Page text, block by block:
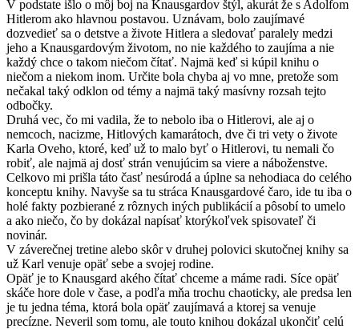
V podstate išlo o môj boj na Knausgardov štýl, akurát že s Adolfom
Hitlerom ako hlavnou postavou. Uznávam, bolo zaujímavé
dozvedieť sa o detstve a živote Hitlera a sledovať paralely medzi
jeho a Knausgardovým životom, no nie každého to zaujíma a nie
každý chce o takom niečom čítať. Najmä keď si kúpil knihu o
niečom a niekom inom. Určite bola chyba aj vo mne, pretože som
nečakal taký odklon od témy a najmä taký masívny rozsah tejto
odbočky.
Druhá vec, čo mi vadila, že to nebolo iba o Hitlerovi, ale aj o
nemcoch, nacizme, Hitlových kamarátoch, dve či tri vety o živote
Karla Oveho, ktoré, keď už to malo byť o Hitlerovi, tu nemali čo
robiť, ale najmä aj dosť strán venujúcim sa viere a náboženstve.
Celkovo mi prišla táto časť nesúrodá a úplne sa nehodiaca do celého
konceptu knihy. Navyše sa tu stráca Knausgardové čaro, ide tu iba o
holé fakty pozbierané z rôznych iných publikácií a pôsobí to umelo
a ako niečo, čo by dokázal napísať ktorýkoľvek spisovateľ či
novinár.
V záverečnej tretine alebo skôr v druhej polovici skutočnej knihy sa
už Karl venuje opäť sebe a svojej rodine.
Opäť je to Knausgard akého čítať chceme a máme radi. Síce opäť
skáče hore dole v čase, a podľa mňa trochu chaoticky, ale predsa len
je tu jedna téma, ktorá bola opäť zaujímavá a ktorej sa venuje
precízne. Neveril som tomu, ale touto knihou dokázal ukončiť celú